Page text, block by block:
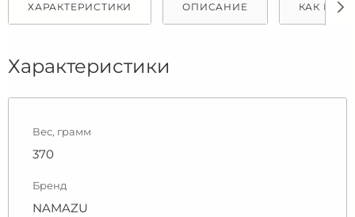
ХАРАКТЕРИСТИКИ ОПИСАНИЕ КАК
Характеристики
Вес, грамм
370
Бренд
NAMAZU